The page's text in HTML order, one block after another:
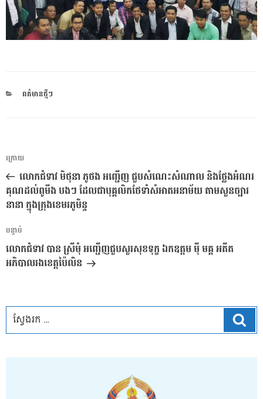
CATEGORIES
ពត៌មានថ្មីៗ
ការ​
នាំទិស​
ប្រកាស
អត្ថបទ
មុន
ក្រោយ
លោកជំទាវ មិថុនា ភូថង អញ្ជើញ ជួបសំណេះសំណាល និងថ្លែងអំណរ
គុណដល់ពូមីង បងៗ ដែលជាបុគ្គលិកថែទាំសំអាតអនាម័យ តាមសួនច្បារ
នានា ក្នុងក្រុងខេមរភូមិន្ទ
អត្ថបទ
បន្ទាប់
បន្ទាប់
លោកជំទាវ បាន ស្រីមុំ អញ្ជើញជួបសួរសុខទុក្ខ ឯកឧត្តម ម៉ី មគ្គ អតីត
អភិបាលរងខេត្តប៉ៃលិន